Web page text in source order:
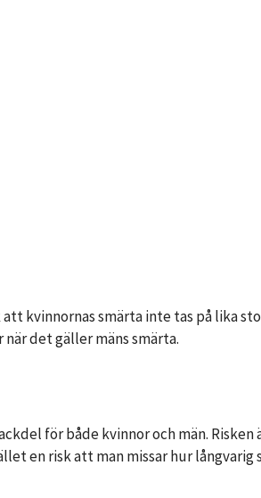
att kvinnornas smärta inte tas på lika
när det gäller mäns smärta.
för både kvinnor och män.
en risk att man missar hur